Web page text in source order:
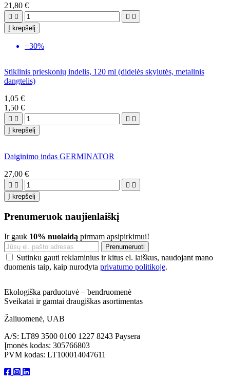
21,80 €
   
Į krepšelį
−30%
Stiklinis prieskonių indelis, 120 ml (didelės skylutės, metalinis
dangtelis)
1,05 €
1,50 €
   
Į krepšelį
Daiginimo indas GERMINATOR
27,00 €
   
Į krepšelį
Prenumeruok naujienlaiškį
Ir gauk 10% nuolaidą pirmam apsipirkimui!
Sutinku gauti reklaminius ir kitus el. laiškus, naudojant mano
duomenis taip, kaip nurodyta privatumo politikoje.
Ekologiška parduotuvė – bendruomenė
Sveikatai ir gamtai draugiškas asortimentas
Žaliuomenė, UAB
A/S: LT89 3500 0100 1227 8243 Paysera
Įmonės kodas: 305766803
PVM kodas: LT100014047611